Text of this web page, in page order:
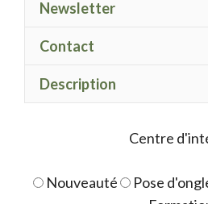
Newsletter
Contact
Description
Centre
Nouveauté Pose